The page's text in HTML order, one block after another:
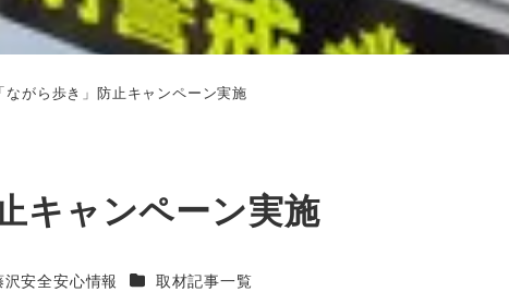
「ながら歩き」防止キャンペーン実施
キャンペーン実施
沢安全安心情報 カテゴリー
取材記事一覧